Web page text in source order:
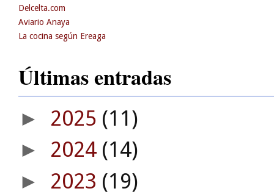
Delcelta.com
Aviario Anaya
La cocina según Ereaga
Últimas entradas
► 2025 (11)
► 2024 (14)
► 2023 (19)